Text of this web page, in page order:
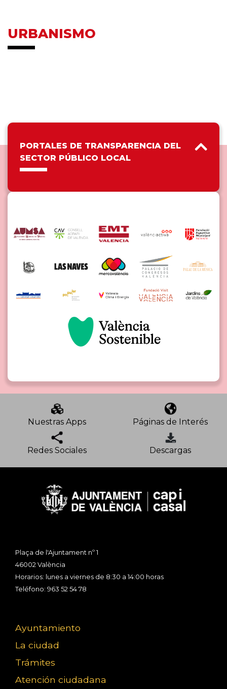
URBANISMO
PORTALES DE TRANSPARENCIA DEL
SECTOR PÚBLICO LOCAL
Nuestras Apps Páginas de Interés
Redes Sociales Descargas
Plaça de l'Ajuntament nº 1
46002 València
Horarios: lunes a viernes de 8:30 a 14:00 horas
Teléfono: 963 52 54 78
Ayuntamiento
La ciudad
Trámites
Atención ciudadana